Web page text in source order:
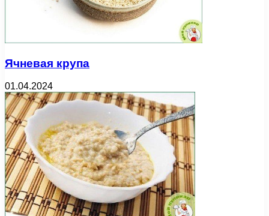
Ячневая крупа
01.04.2024